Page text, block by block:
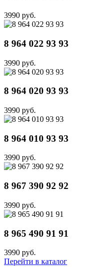
3990 руб.
8 964 022 93 93
3990 руб.
8 964 020 93 93
3990 руб.
8 964 010 93 93
3990 руб.
8 967 390 92 92
3990 руб.
8 965 490 91 91
3990 руб.
Перейти в каталог